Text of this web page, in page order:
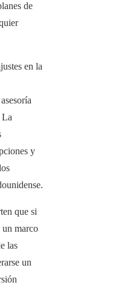
de
en la
La
y
que si
un marco
las
un